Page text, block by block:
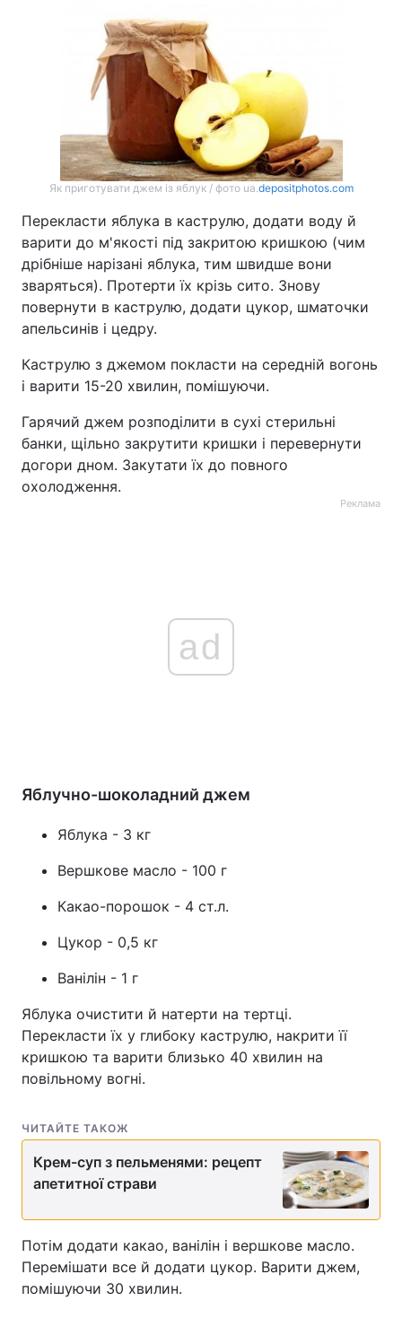
Як приготувати джем із яблук / фото ua.depositphotos.com
Перекласти яблука в каструлю, додати воду й
варити до м'якості під закритою кришкою (чим
дрібніше нарізані яблука, тим швидше вони
зваряться). Протерти їх крізь сито. Знову
повернути в каструлю, додати цукор, шматочки
апельсинів і цедру.
Каструлю з джемом покласти на середній вогонь
і варити 15-20 хвилин, помішуючи.
Гарячий джем розподілити в сухі стерильні
банки, щільно закрутити кришки і перевернути
догори дном. Закутати їх до повного
охолодження.
Реклама
ad
Яблучно-шоколадний джем
Яблука - 3 кг
Вершкове масло - 100 г
Какао-порошок - 4 ст.л.
Цукор - 0,5 кг
Ванілін - 1 г
Яблука очистити й натерти на тертці.
Перекласти їх у глибоку каструлю, накрити її
кришкою та варити близько 40 хвилин на
повільному вогні.
ЧИТАЙТЕ ТАКОЖ
Крем-суп з пельменями: рецепт
апетитної страви
Потім додати какао, ванілін і вершкове масло.
Перемішати все й додати цукор. Варити джем,
помішуючи 30 хвилин.